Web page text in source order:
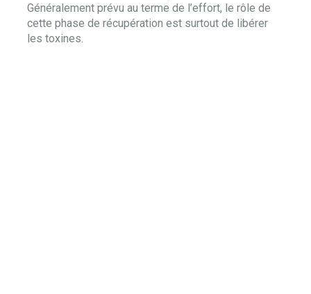
Généralement prévu au terme de l’effort, le rôle de
cette phase de récupération est surtout de libérer
les toxines.